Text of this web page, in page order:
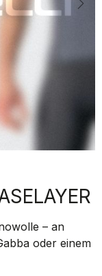
– an
oder einem